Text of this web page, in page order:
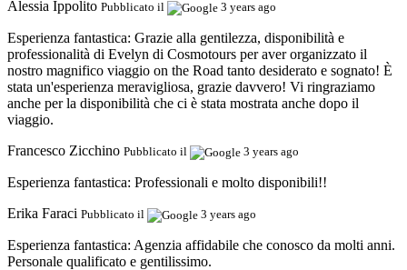
Alessia Ippolito Pubblicato il 3 years ago
Esperienza fantastica: Grazie alla gentilezza, disponibilità e
professionalità di Evelyn di Cosmotours per aver organizzato il
nostro magnifico viaggio on the Road tanto desiderato e sognato! È
stata un'esperienza meravigliosa, grazie davvero! Vi ringraziamo
anche per la disponibilità che ci è stata mostrata anche dopo il
viaggio.
Francesco Zicchino Pubblicato il 3 years ago
Esperienza fantastica: Professionali e molto disponibili!!
Erika Faraci Pubblicato il 3 years ago
Esperienza fantastica: Agenzia affidabile che conosco da molti anni.
Personale qualificato e gentilissimo.